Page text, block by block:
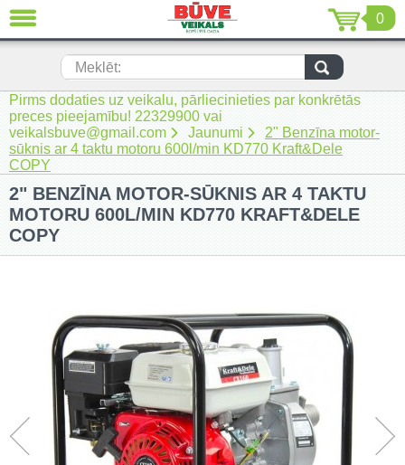
0
Meklēt:
Pirms dodaties uz veikalu, pārliecinieties par konkrētās
preces pieejamību! 22329900 vai
veikalsbuve@gmail.com
Jaunumi
2" Benzīna motor-
sūknis ar 4 taktu motoru 600l/min KD770 Kraft&Dele
COPY
2" BENZĪNA MOTOR-SŪKNIS AR 4 TAKTU
MOTORU 600L/MIN KD770 KRAFT&DELE
COPY
AIZVĒRT
Jaunumi (230)
Akumulatora instrumenti (205)
Akumulatoru lādētāji un piederumi
(116)
Auto ķīmija un piederumi kopšanai
(22)
Elektroinstrumenti (69)
Rokas elektroinstrumenti (2)
Darbagaldi (47)